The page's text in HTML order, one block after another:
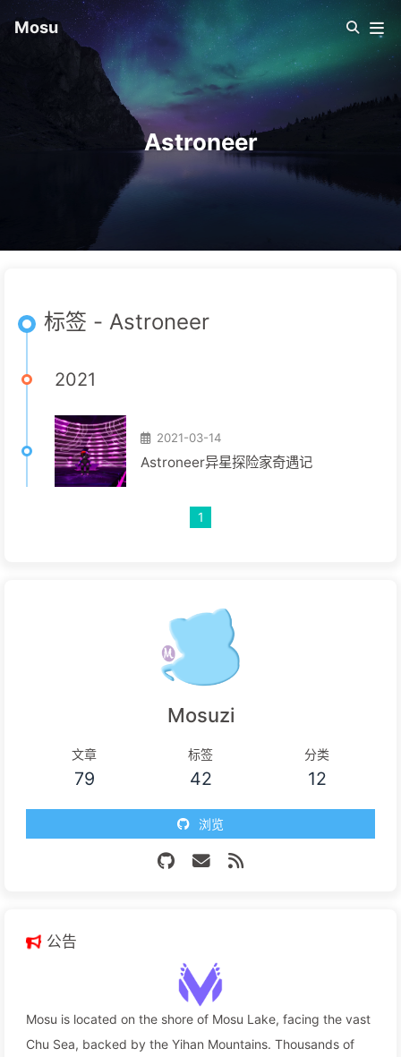
Mosu
Astroneer
标签 - Astroneer
2021
2021-03-14
Astroneer异星探险家奇遇记
1
Mosuzi
文章
79
标签
42
分类
12
浏览
公告
Mosu is located on the shore of Mosu Lake, facing the vast
Chu Sea, backed by the Yihan Mountains. Thousands of